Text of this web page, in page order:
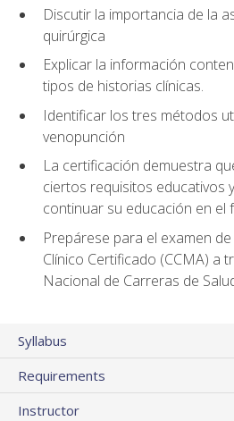
Discutir la importancia de la
quirúrgica
Explicar la información
tipos de historias clínicas.
Identificar los tres métodos
venopunción
La certificación demuestra
ciertos requisitos educativos
continuar su educación en el
Prepárese para el examen
Clínico Certificado (CCMA) a
Nacional de Carreras de
Syllabus
Requirements
Instructor